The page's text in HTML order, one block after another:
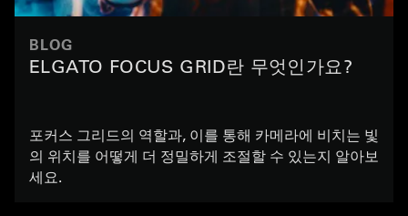
BLOG
ELGATO FOCUS GRID란 무엇인가요?
포커스 그리드의 역할과, 이를 통해 카메라에 비치는 빛
의 위치를 어떻게 더 정밀하게 조절할 수 있는지 알아보
세요.